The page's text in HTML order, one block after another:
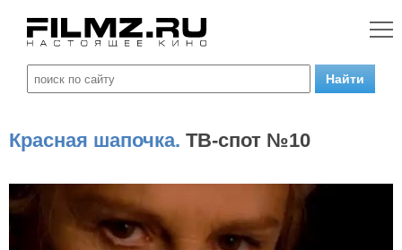
Красная шапочка. ТВ-спот №10